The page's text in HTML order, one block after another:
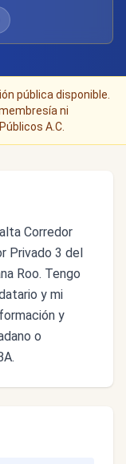
pública disponible.
ni
A.C.
Corredor
Privado 3 del
Roo. Tengo
y mi
y
o